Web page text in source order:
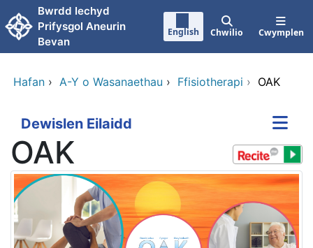
Neidio i'r prif gynnwy
Bwrdd Iechyd
Prifysgol Aneurin
Bevan
English Chwilio Cwymplen
Hafan › A-Y o Wasanaethau › Ffisiotherapi › OAK
Dewislen Eilaidd
OAK